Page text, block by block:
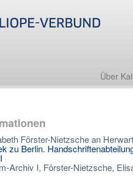
Über
Förster-Nietzsche an
zu Berlin.
Archiv I, Förster-Nietzsche,